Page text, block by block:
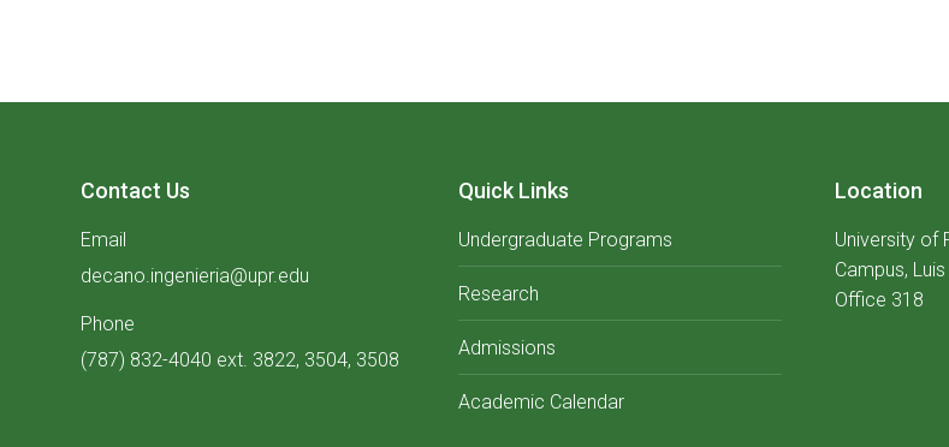
Contact Us
Email
decano.ingenieria@upr.edu
Phone
(787) 832-4040 ext. 3822, 3504, 3508
Quick Links
Undergraduate Programs
Research
Admissions
Academic Calendar
Location
University of
Campus,
Office 318